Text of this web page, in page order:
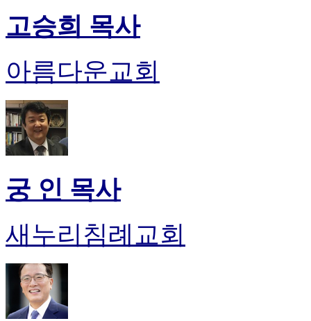
고승희 목사
아름다운교회
궁 인 목사
새누리침례교회